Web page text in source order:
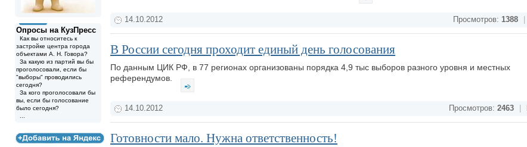
Опросы на КузПресс
Как вы относитесь к
застройке центра города
объектами А. Н. Говора?
За какую из партий вы бы
проголосовали, если бы
"выборы" проводились
сегодня?
За кого проголосовали бы
вы, если бы голосование
было сегодня?
14.10.2012 Просмотров: 1388
В России сегодня проходит единый день голосования
По данным ЦИК РФ, в 77 регионах организованы порядка 4,9 тыс выборов разного уровня и местных
референдумов.
14.10.2012 Просмотров: 2463
Готовности мало. Нужна ответственность!